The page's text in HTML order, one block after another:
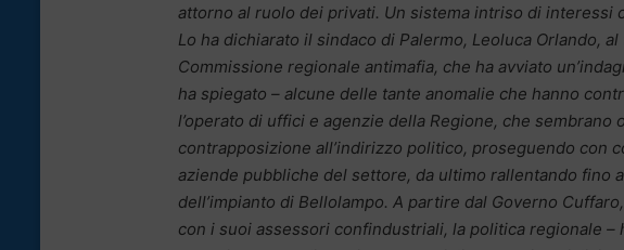
attorno al ruolo dei privati. Un sistema intriso di interessi
Lo ha dichiarato il sindaco di Palermo, Leoluca Orlando,
Commissione regionale antimafia, che ha avviato
ha spiegato – alcune delle tante anomalie che hanno
l’operato di uffici e agenzie della Regione, che
contrapposizione all’indirizzo politico, proseguendo con
aziende pubbliche del settore, da ultimo rallentando fino
dell’impianto di Bellolampo. A partire dal Governo
con i suoi assessori confindustriali, la politica regionale –